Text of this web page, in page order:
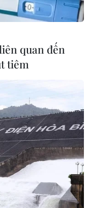
TTXVN)
EVFTA và
chung cho cả EU
pháp lý quan
đầu tư giữa hai
quan đến
tiêm